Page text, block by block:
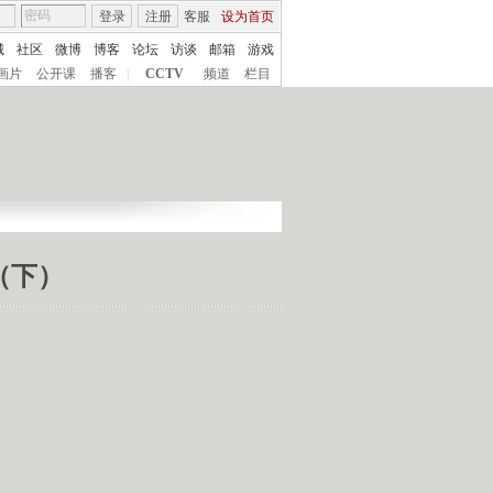
客服 设为首页
登录 注册
社区 微博 博客 论坛 访谈 邮箱
游戏
片
公开课 播客 CCTV 频道 栏目
）